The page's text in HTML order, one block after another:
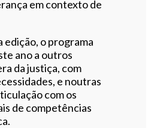
em contexto de
edição, o programa
ano a outros
da justiça, com
e noutras
com os
de competências